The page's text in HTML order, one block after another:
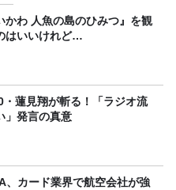
かわ 人魚の島のひみつ』を観
はいいけれど…
・蓮見翔が斬る！「ラジオ流
」発言の真意
、カード業界で航空会社が強